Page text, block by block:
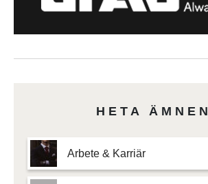
HETA ÄMNEN
Arbete & Karriär